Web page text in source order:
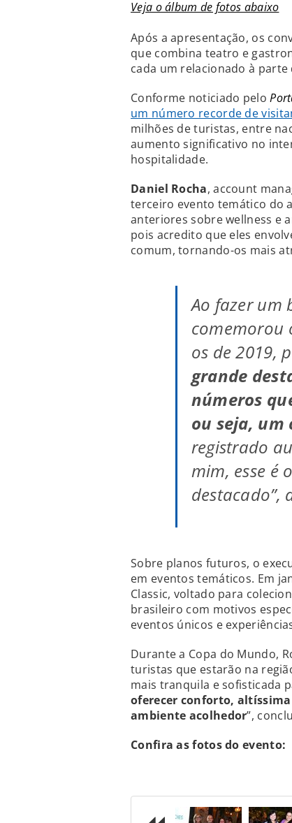
Veja o álbum de fotos abaixo
Após a apresentação, os
que combina teatro e
cada um relacionado à
Conforme noticiado pelo
um número recorde de
milhões de turistas, entre
aumento significativo no
hospitalidade.
Daniel Rocha, account
terceiro evento temático do
anteriores sobre wellness e
pois acredito que eles
comum, tornando-os mais
Ao fazer um
comemorou
os de 2019,
grande
números
ou seja,
registrado
mim, esse é
destacado”,
Sobre planos futuros, o
em eventos temáticos. Em
Classic, voltado para
brasileiro com motivos
eventos únicos e
Durante a Copa do Mundo,
turistas que estarão na
mais tranquila e sofisticada
oferecer conforto,
ambiente acolhedor”,
Confira as fotos do evento: